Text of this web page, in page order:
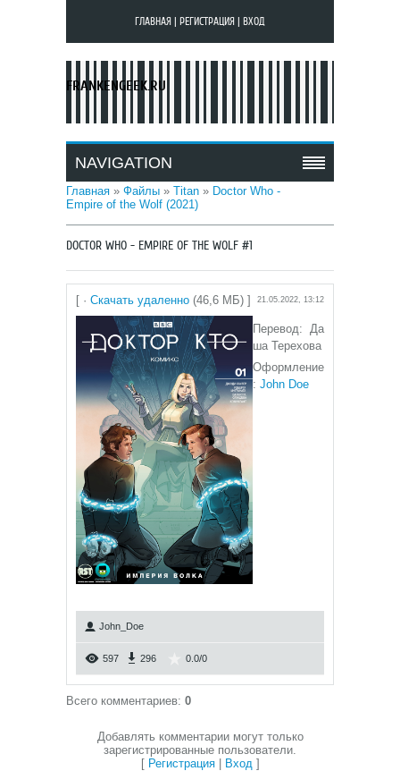
ГЛАВНАЯ РЕГИСТРАЦИЯ ВХОД
FRANKENGEEK.RU
NAVIGATION
Главная » Файлы » Titan » Doctor Who -
Empire of the Wolf (2021)
DOCTOR WHO - EMPIRE OF THE WOLF #1
[ · Скачать удаленно (46,6 МБ) ] 21.05.2022, 13:12
Перевод: Да
ша Терехова
Оформление
: John Doe
John_Doe
597 296 0.0/0
Всего комментариев: 0
Добавлять комментарии могут только
зарегистрированные пользователи.
[ Регистрация| Вход]